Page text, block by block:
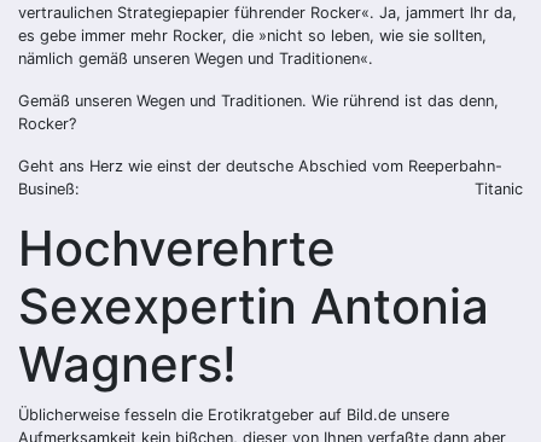
vertraulichen Strategiepapier führender Rocker«. Ja, jammert Ihr da,
es gebe immer mehr Rocker, die »nicht so leben, wie sie sollten,
nämlich gemäß unseren Wegen und Traditionen«.
Gemäß unseren Wegen und Traditionen. Wie rührend ist das denn,
Rocker?
Geht ans Herz wie einst der deutsche Abschied vom Reeperbahn-
Busineß:
Titanic
Hochverehrte
Sexexpertin Antonia
Wagners!
Üblicherweise fesseln die Erotikratgeber auf Bild.de unsere
Aufmerksamkeit kein bißchen, dieser von Ihnen verfaßte dann aber